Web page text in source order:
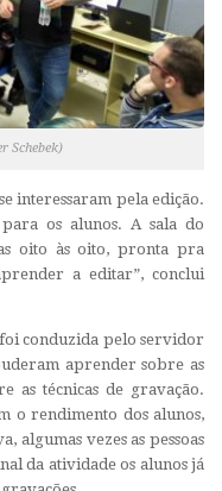
Schebek)
pela edição.
os alunos. A sala do
oito às oito, pronta pra
a editar”, conclui
conduzida pelo servidor
aprender sobre as
as técnicas de gravação.
o rendimento dos alunos,
algumas vezes as pessoas
da atividade os alunos já